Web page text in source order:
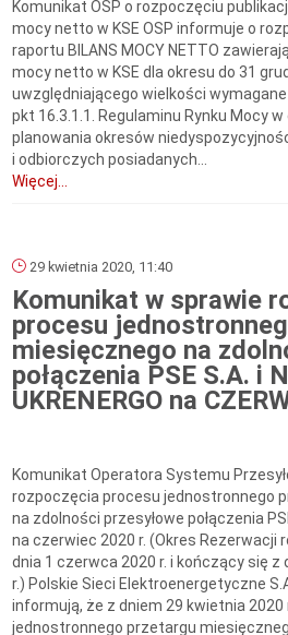
Komunikat OSP o rozpoczęciu
mocy netto w KSE OSP informuje o
raportu BILANS MOCY NETTO
mocy netto w KSE dla okresu do 31
uwzględniającego wielkości
pkt 16.3.1.1. Regulaminu Rynku Mocy
planowania okresów
i odbiorczych posiadanych...
Więcej...
29 kwietnia 2020, 11:40
Komunikat w sprawie
procesu
miesięcznego na
połączenia PSE S.A. i
UKRENERGO na
Komunikat Operatora Systemu
rozpoczęcia procesu jednostronnego
na zdolności przesyłowe połączenia
na czerwiec 2020 r. (Okres Rezerwacji
dnia 1 czerwca 2020 r. i kończący się
r.) Polskie Sieci Elektroenergetyczne
informują, że z dniem 29 kwietnia
jednostronnego przetargu